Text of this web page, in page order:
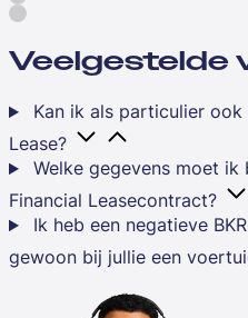
Veelgestelde
Kan ik als particulier
Lease?
Welke gegevens moet
Financial Leasecontract?
Ik heb een negatieve
gewoon bij jullie een